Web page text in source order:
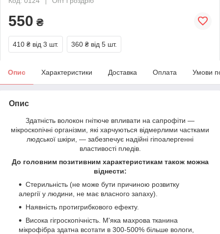
550 ₴
410 ₴ від 3 шт. 360 ₴ від 5 шт.
Опис Характеристики Доставка Оплата Умови
Опис
Здатність волокон гнітюче впливати на сапрофіти —
мікроскопічні організми, які харчуються відмерлими частками
людської шкіри, — забезпечує надійні гіпоалергенні
властивості пледів.
До головним позитивним характеристикам також можна
віднести:
Стерильність (не може бути причиною розвитку
алергії у людини, не має власного запаху).
Наявність протигрибкового ефекту.
Висока гігроскопічність. М'яка махрова тканина
мікрофібра здатна всотати в 300-500% більше вологи,